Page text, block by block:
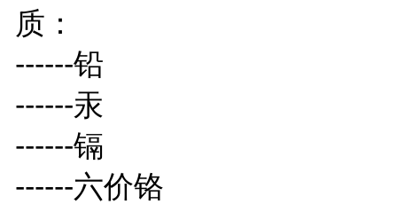
质：
------铅
------汞
------镉
------六价铬